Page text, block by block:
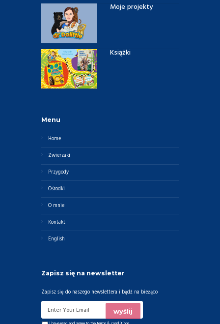
Moje projekty
Książki
Menu
Home
Zwierzaki
Przygody
Ośrodki
O mnie
Kontakt
English
Zapisz się na newsletter
Zapisz się do naszego newslettera i bądź na bieżąco